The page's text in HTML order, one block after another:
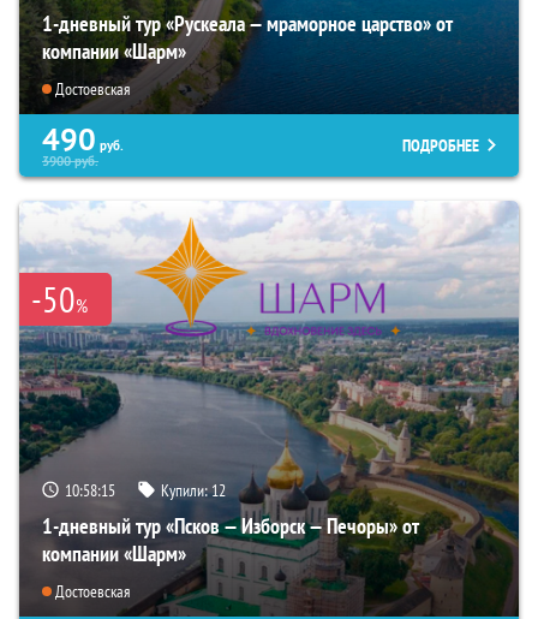
1-дневный тур «Рускеала — мраморное царство» от
компании «Шарм»
Достоевская
490 руб.
3900руб.
ПОДРОБНЕЕ
-50%
10:58:14 Купили:12
1-дневный тур «Псков — Изборск — Печоры» от
компании «Шарм»
Достоевская